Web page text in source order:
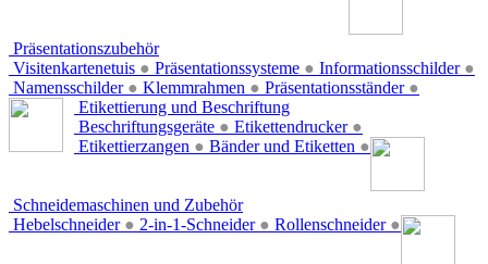
Präsentationszubehör
Visitenkartenetuis ● Präsentationssysteme ● Informationsschilder ●
Namensschilder ● Klemmrahmen ● Präsentationsständer ●
Etikettierung und Beschriftung
Beschriftungsgeräte ● Etikettendrucker ●
Etikettierzangen ● Bänder und Etiketten ●
Schneidemaschinen und Zubehör
Hebelschneider ● 2-in-1-Schneider ● Rollenschneider ●